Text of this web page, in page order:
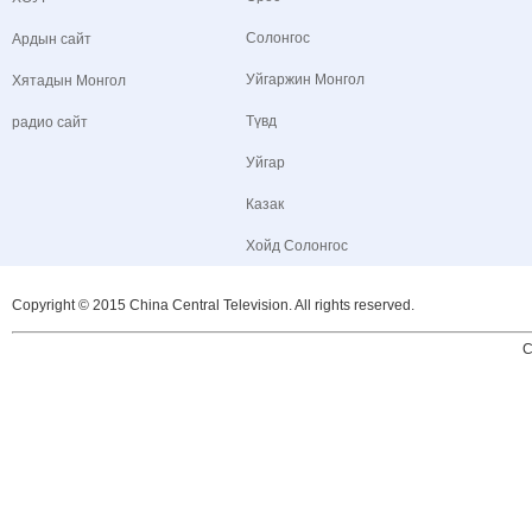
Ардын сайт
Хятадын Монгол
радио сайт
Солонгос
Уйгаржин Монгол
Түвд
Уйгар
Казак
Хойд Солонгос
Copyright © 2015 China Central Television. All rights reserved.